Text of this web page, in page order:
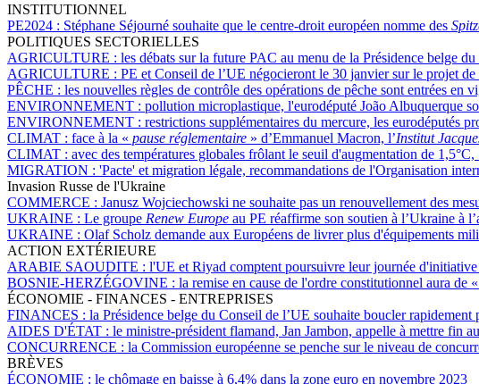
INSTITUTIONNEL
PE2024 : Stéphane Séjourné souhaite que le centre-droit européen nomme des
POLITIQUES SECTORIELLES
AGRICULTURE : les débats sur la future PAC au menu de la Présidence belge
AGRICULTURE : PE et Conseil de l’UE négocieront le 30 janvier sur le projet de
PÊCHE : les nouvelles règles de contrôle des opérations de pêche sont entrées en
ENVIRONNEMENT : pollution microplastique, l'eurodéputé João Albuquerque
ENVIRONNEMENT : restrictions supplémentaires du mercure, les eurodéputés
CLIMAT : face à la « pause réglementaire » d’Emmanuel Macron, l’Institut
CLIMAT : avec des températures globales frôlant le seuil d'augmentation de 1,5°C,
MIGRATION : 'Pacte' et migration légale, recommandations de l'Organisation
Invasion Russe de l'Ukraine
COMMERCE : Janusz Wojciechowski ne souhaite pas un renouvellement des
UKRAINE : Le groupe Renew Europe au PE réaffirme son soutien à l’Ukraine à
UKRAINE : Olaf Scholz demande aux Européens de livrer plus d'équipements
ACTION EXTÉRIEURE
ARABIE SAOUDITE : l'UE et Riyad comptent poursuivre leur journée
BOSNIE-HERZÉGOVINE : la remise en cause de l'ordre constitutionnel aura de «
ÉCONOMIE - FINANCES - ENTREPRISES
FINANCES : la Présidence belge du Conseil de l’UE souhaite boucler
AIDES D'ÉTAT : le ministre-président flamand, Jan Jambon, appelle à mettre fin
CONCURRENCE : la Commission européenne se penche sur le niveau de
BRÈVES
ÉCONOMIE : le chômage en baisse à 6,4% dans la zone euro en novembre 2023